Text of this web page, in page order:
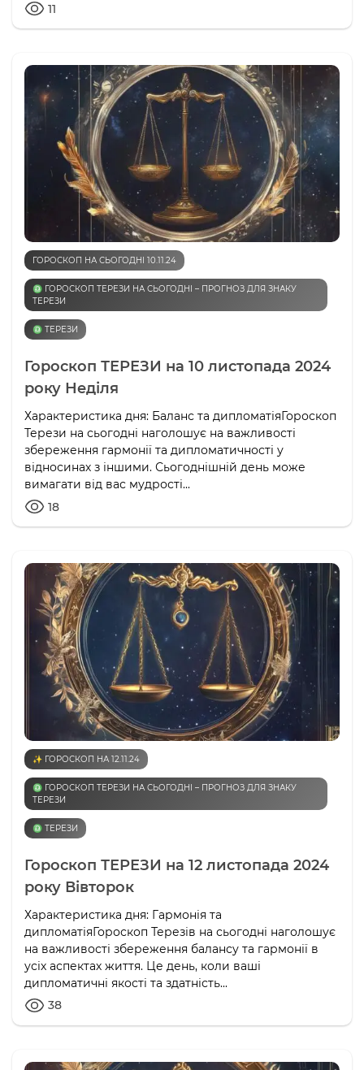
11
ГОРОСКОП НА СЬОГОДНІ 10.11.24
♎️ ГОРОСКОП ТЕРЕЗИ НА СЬОГОДНІ – ПРОГНОЗ ДЛЯ ЗНАКУ
ТЕРЕЗИ
♎️ ТЕРЕЗИ
Гороскоп ТЕРЕЗИ на 10 листопада 2024
року Неділя
Характеристика дня: Баланс та дипломатіяГороскоп
Терези на сьогодні наголошує на важливості
збереження гармонії та дипломатичності у
відносинах з іншими. Сьогоднішній день може
вимагати від вас мудрості...
18
✨ ГОРОСКОП НА 12.11.24
♎️ ГОРОСКОП ТЕРЕЗИ НА СЬОГОДНІ – ПРОГНОЗ ДЛЯ ЗНАКУ
ТЕРЕЗИ
♎️ ТЕРЕЗИ
Гороскоп ТЕРЕЗИ на 12 листопада 2024
року Вівторок
Характеристика дня: Гармонія та
дипломатіяГороскоп Терезів на сьогодні наголошує
на важливості збереження балансу та гармонії в
усіх аспектах життя. Це день, коли ваші
дипломатичні якості та здатність...
38